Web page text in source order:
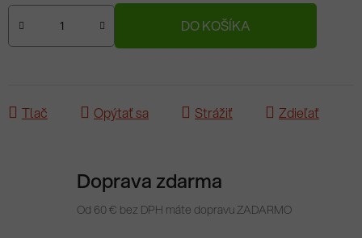
DO KOŠÍKA
Tlač Opýtať sa Strážiť Zdieľať
Doprava zdarma
Od 60 € bez DPH máte dopravu ZADARMO